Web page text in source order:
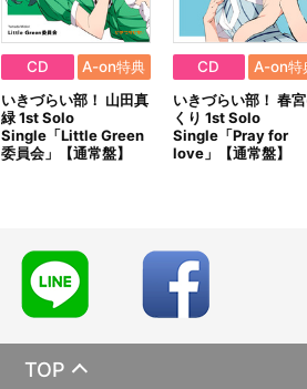
CD
A-on特典
いきづらい部！ 山田真
緑 1st Solo
Single「Little Green
委員会」【通常盤】
CD
A-on特
いきづらい部！ 春
くり 1st Solo
Single「Pray for
love」【通常盤】
TOP